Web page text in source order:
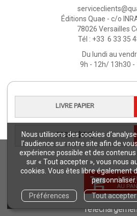
Nous utilisons des cookies
l’audience sur notre site afin de
expérience possible et des
sur « Tout accepter », vous nous
cookies. Vous êtes libre également
personnaliser.
Préférences
Tout accepter
LIVRE PAPIER
EBOOK [PDF]
AU
Éditions Quae - c/o
78026 Versailles
Tél : +33 6 33 35
Du lundi au
9h - 12h/ 13h30 -
presse@editions-
ÉDITIONS
Qui sommes-
Nos
CGV